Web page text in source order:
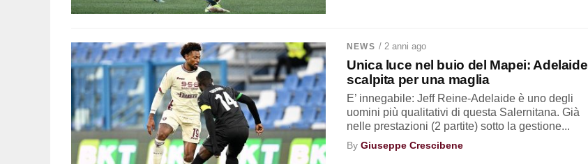
NEWS / 2 anni ago
Unica luce nel buio del Mapei: Adelaide
scalpita per una maglia
E’ innegabile: Jeff Reine-Adelaide è uno degli
uomini più qualitativi di questa Salernitana. Già
nelle prestazioni (2 partite) sotto la gestione...
ByGiuseppe Crescibene